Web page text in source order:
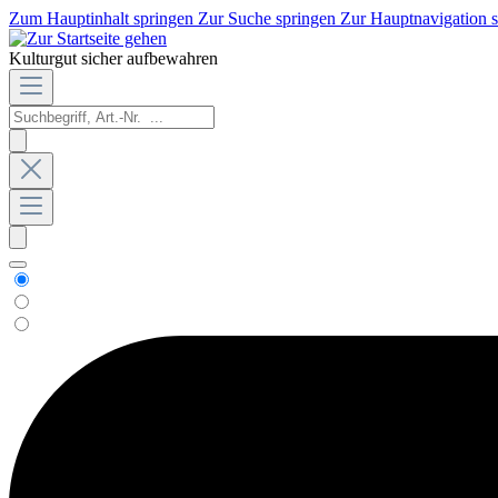
Zum Hauptinhalt springen Zur Suche springen Zur Hauptnavigation
Kulturgut sicher aufbewahren